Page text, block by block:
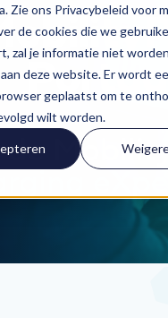
Zie ons Privacybeleid voor
de cookies die we
zal je informatie niet
deze website. Er wordt
geplaatst om te
wilt worden.
de